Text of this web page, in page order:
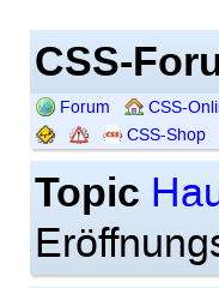
CSS-
Forum CSS-
CSS-Shop
Topic